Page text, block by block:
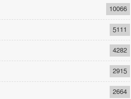
10066
5111
4282
2915
2664